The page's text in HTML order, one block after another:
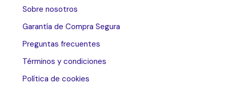
Sobre nosotros
Garantía de Compra Segura
Preguntas frecuentes
Términos y condiciones
Política de cookies